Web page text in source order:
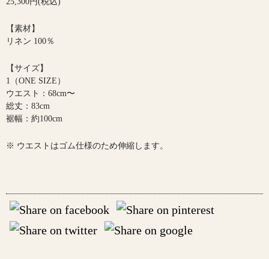
【素材】
リネン 100％
【サイズ】
1（ONE SIZE）
ウエスト：68cm〜
総丈：83cm
裾幅：約100cm
※ ウエストはゴム仕様のため伸縮します。